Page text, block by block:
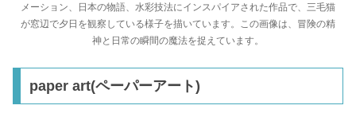
メーション、日本の物語、水彩技法にインスパイアされた作品で、三毛猫
が窓辺で夕日を観察している様子を描いています。この画像は、冒険の精
神と日常の瞬間の魔法を捉えています。
paper art(ペーパーアート)